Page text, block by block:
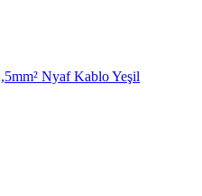
Nyaf Kablo Yeşil